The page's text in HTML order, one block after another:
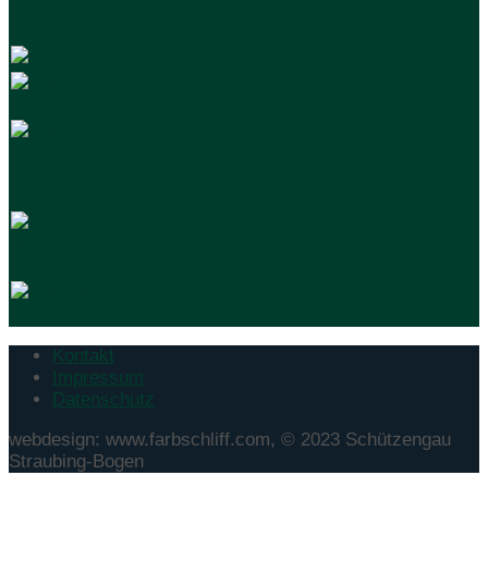
Kontakt
Impressum
Datenschutz
webdesign: www.farbschliff.com, © 2023 Schützengau
Straubing-Bogen